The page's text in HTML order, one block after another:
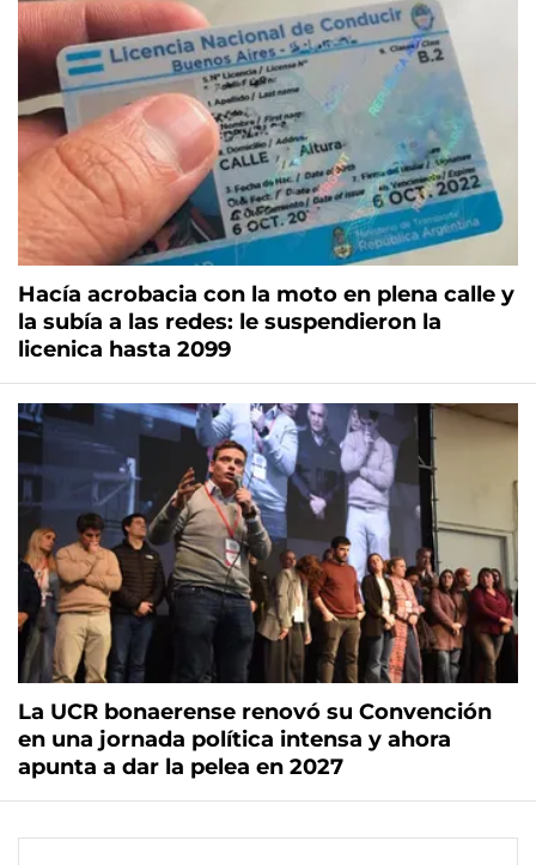
Hacía acrobacia con la moto en plena calle y
la subía a las redes: le suspendieron la
licenica hasta 2099
La UCR bonaerense renovó su Convención
en una jornada política intensa y ahora
apunta a dar la pelea en 2027